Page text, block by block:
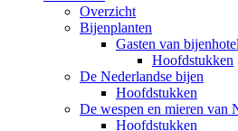
Overzicht
Bijenplanten
Gasten van
Hoofdstukken
De Nederlandse bijen
Hoofdstukken
De wespen en mieren van
Hoofdstukken